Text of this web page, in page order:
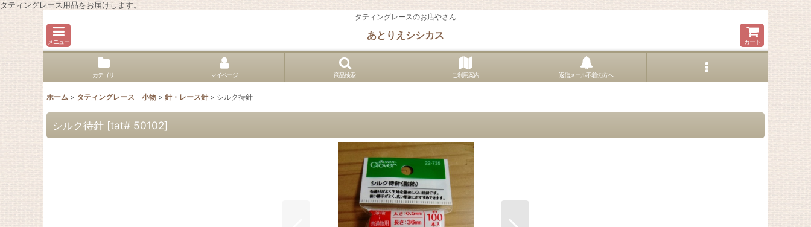
タティングレース用品をお届けします。
タティングレースのお店やさん
メニュー
あとりえシシカス
カート
カテゴリ マイページ 商品検索 ご利用案内 返信メール不着の方へ
ホーム > タティングレース 小物 > 針・レース針 > シルク待針
シルク待針 [tat# 50102]